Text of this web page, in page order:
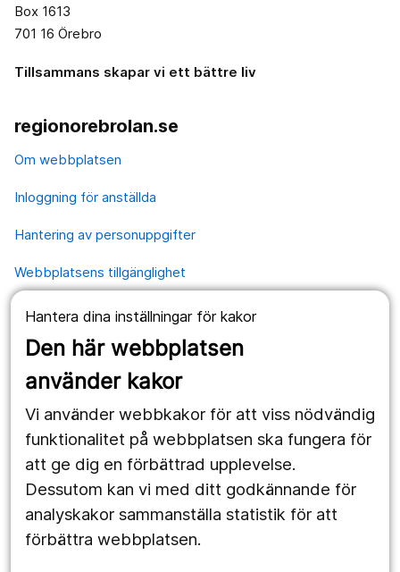
Hantera dina inställningar för kakor
Den här webbplatsen
använder kakor
Vi använder webbkakor för att viss nödvändig
funktionalitet på webbplatsen ska fungera för
att ge dig en förbättrad upplevelse.
Dessutom kan vi med ditt godkännande för
analyskakor sammanställa statistik för att
förbättra webbplatsen.
Box 1613
701 16 Örebro
Tillsammans skapar vi ett bättre liv
regionorebrolan.se
Om webbplatsen
Inloggning för anställda
Hantering av personuppgifter
Webbplatsens tillgänglighet
Våra webbplatser
1177.se
Region Örebro län
Följ oss
Facebook